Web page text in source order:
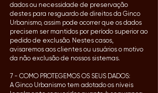
dados ou necessidade de preservação
destes para resguardo de direitos da Ginco
Urbanismo, assim pode ocorrer que os dados
precisem ser mantidos por período superior ao
pedido de exclusão. Nestes casos,
avisaremos aos clientes ou usuários o motivo
da não exclusão de nossos sistemas.
7 - COMO PROTEGEMOS OS SEUS DADOS:
A Ginco Urbanismo tem adotado os níveis